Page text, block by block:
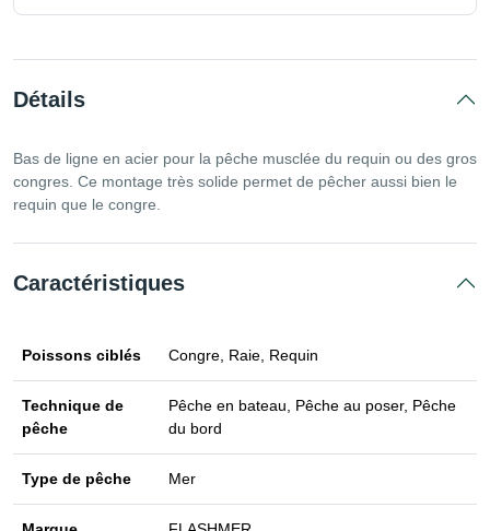
Détails
Bas de ligne en acier pour la pêche musclée du requin ou des gros
congres. Ce montage très solide permet de pêcher aussi bien le
requin que le congre.
Caractéristiques
Poissons ciblés Congre, Raie, Requin
Technique de
pêche
Pêche en bateau, Pêche au poser, Pêche
du bord
Type de pêche Mer